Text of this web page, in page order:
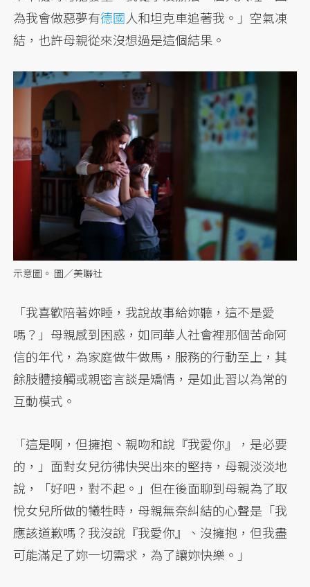
為我會做惡夢有德國人和坦克車追著我。」空氣凍
結，也許母親從來沒想過是這個結果。
示意圖。 圖／美聯社
「我喜歡陪著妳睡，我說故事給妳聽，這不是愛
嗎？」母親感到困惑，如同華人社會裡那個苦命阿
信的年代，為家庭做牛做馬，服務的行動至上，其
餘肢體接觸或親密言談是矯情，是如此習以為常的
互動模式。
「這是啊，但擁抱、親吻和說『我愛你』，是必要
的，」面對女兒彷彿快哭出來的堅持，母親淡淡地
說，「好吧，對不起。」但在後面聊到母親為了取
悅女兒所做的犧牲時，母親無奈糾結的心聲是「我
應該道歉嗎？我沒說『我愛你』、沒擁抱，但我盡
可能滿足了妳一切需求，為了讓妳快樂。」